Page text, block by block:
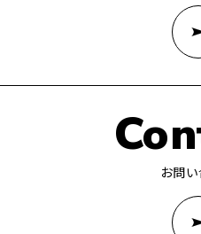
お問